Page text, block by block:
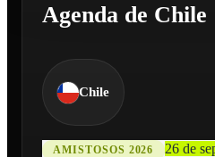
Agenda de Chile
Chile
AMISTOSOS 2026 26 de